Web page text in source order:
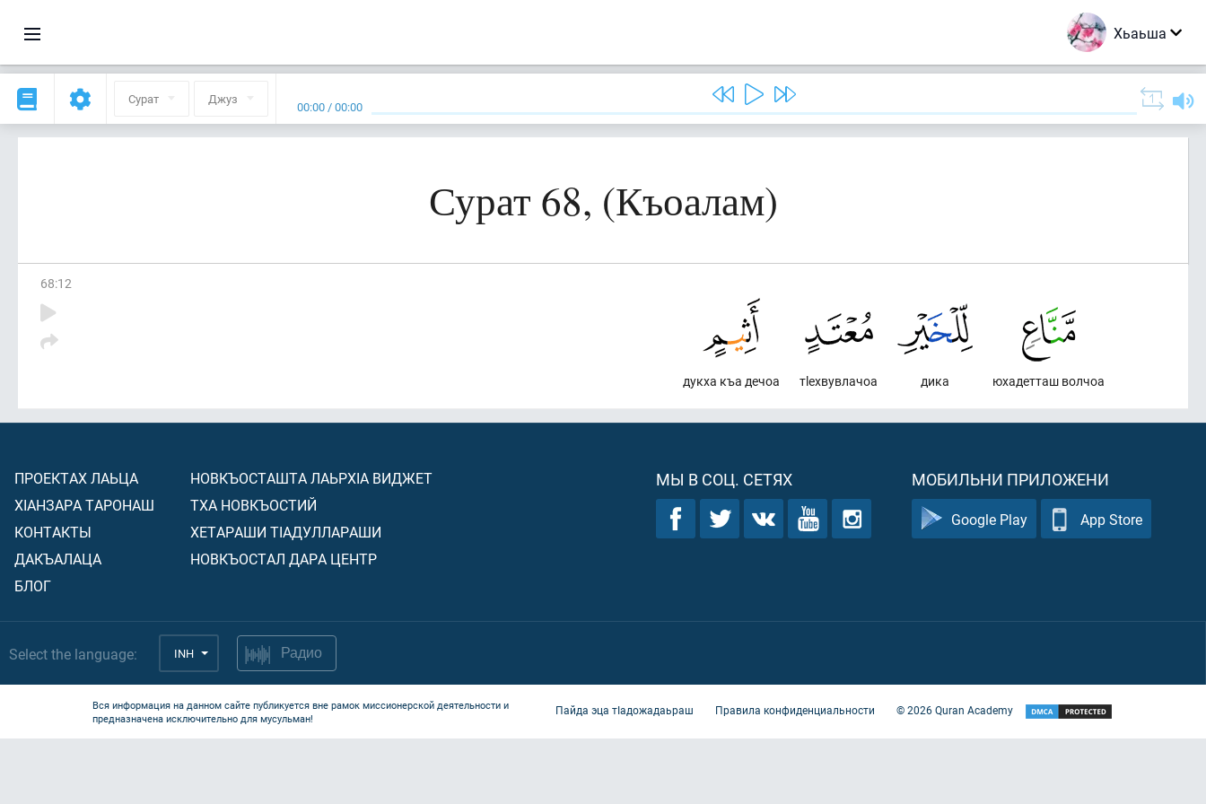
Хьаьша
Сурат Джуз 00:00 /00:00
Сурат 68, (Къоалам)
68:12
юхадетташ волчоа
дика
тlехвувлачоа
дукха къа дечоа
ПРОЕКТАХ ЛАЬЦА
ХIАНЗАРА ТАРОНАШ
КОНТАКТЫ
ДАКЪАЛАЦА
БЛОГ
НОВКЪОСТАШТА ЛАЬРХIА ВИДЖЕТ
ТХА НОВКЪОСТИЙ
ХЕТАРАШИ ТIАДУЛЛАРАШИ
НОВКЪОСТАЛ ДАРА ЦЕНТР
МЫ В СОЦ. СЕТЯХ МОБИЛЬНИ ПРИЛОЖЕНИ
Google Play App Store
Select the language: INH Радио
Вся информация на данном сайте публикуется вне рамок миссионерской деятельности и
предназначена исключительно для мусульман!
Пайда эца тIадожадаьраш Правила конфиденциальности ©2026Quran Academy